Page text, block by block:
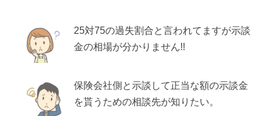
25対75の過失割合と言われてますが示談
金の相場が分かりません!!
保険会社側と示談して正当な額の示談金
を貰うための相談先が知りたい。